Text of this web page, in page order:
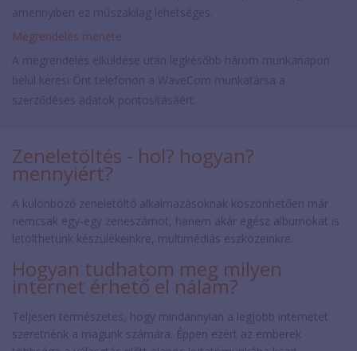
Megrendelés menete:
Zeneletöltés - hol? hogyan?
mennyiért?
A különböző zeneletöltő alkalmazásoknak köszönhetően már
nemcsak egy-egy zeneszámot, hanem akár egész albumokat is
letölthetünk készülékeinkre, multimédiás eszközeinkre.
Hogyan tudhatom meg milyen
internet érhető el nálam?
Teljesen természetes, hogy mindannyian a legjobb internetet
szeretnénk a magunk számára. Éppen ezért az emberek